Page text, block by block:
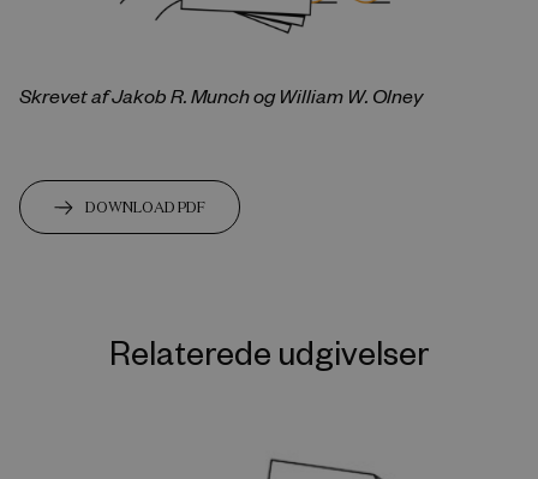
Skrevet af Jakob R. Munch og William W. Olney
DOWNLOAD PDF
Relaterede udgivelser